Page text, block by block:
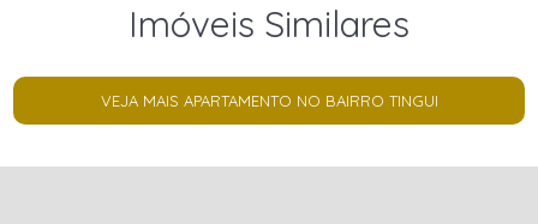
Imóveis Similares
VEJA MAIS APARTAMENTO NO BAIRRO TINGUI